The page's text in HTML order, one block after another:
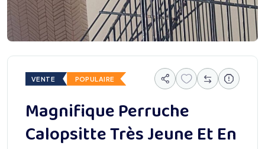
VENTE POPULAIRE
Magnifique Perruche
Calopsitte Très Jeune Et En